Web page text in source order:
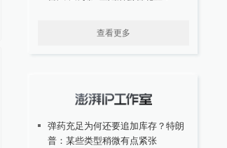
查看更多
弹药充足为何还要追加库存？特朗
普：某些类型稍微有点紧张